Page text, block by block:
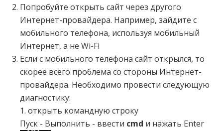
Попробуйте открыть сайт через другого
Интернет-провайдера. Например, зайдите с
мобильного телефона, используя мобильный
Интернет, а не Wi-Fi
Если с мобильного телефона сайт открылся, то
скорее всего проблема со стороны Интернет-
провайдера. Необходимо провести следующую
диагностику:
1. открыть командную строку
Пуск - Выполнить - ввести cmd и нажать Enter